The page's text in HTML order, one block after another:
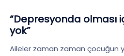
“Depresyonda olması
yok”
Aileler zaman zaman çocuğun